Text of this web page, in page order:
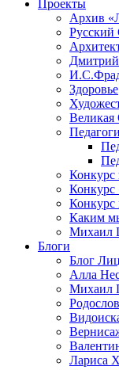
Проекты
Архив
Русский
Здоровье
Великая
Конкурс
Конкурс
Конкурс
Каким
Михаил
Блоги
Блог
Алла
Михаил
Лариса